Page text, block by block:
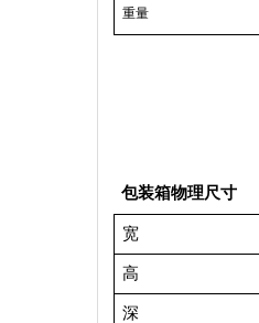
重量
包装箱物理尺寸
宽
高
深